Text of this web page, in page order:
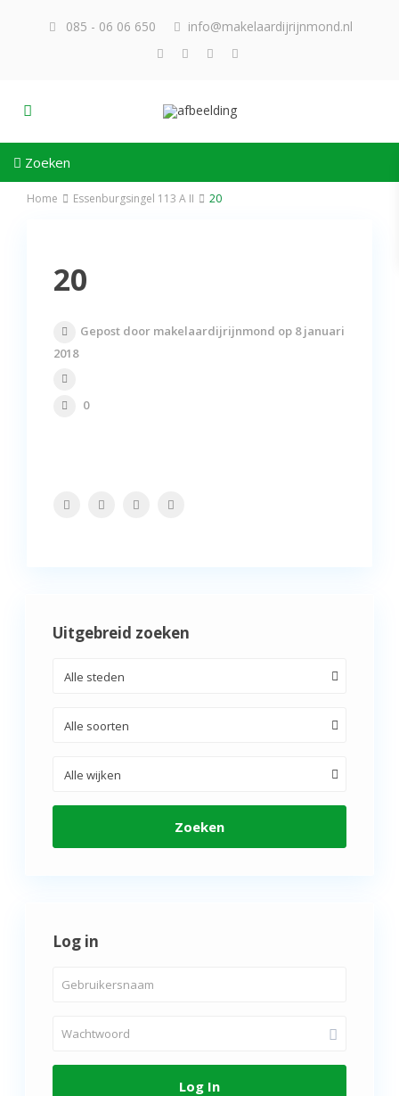
085 - 06 06 650 info@makelaardijrijnmond.nl
Zoeken
Home Essenburgsingel 113 A II 20
20
Gepost door makelaardijrijnmond op 8 januari
2018
0
Uitgebreid zoeken
Alle steden
Alle soorten
Alle wijken
Zoeken
Log in
Log In